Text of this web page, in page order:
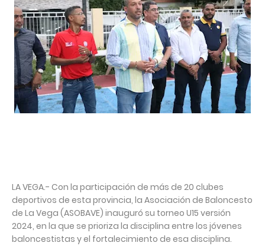
LA VEGA.- Con la participación de más de 20 clubes
deportivos de esta provincia, la Asociación de Baloncesto
de La Vega (ASOBAVE) inauguró su torneo U15 versión
2024, en la que se prioriza la disciplina entre los jóvenes
baloncestistas y el fortalecimiento de esa disciplina.